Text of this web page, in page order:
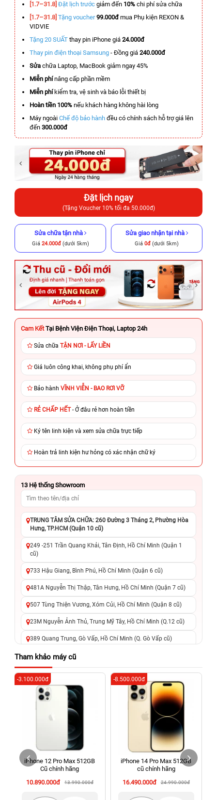
[1.7–31.8] Đặt lịch trước giảm đến 10% chi phí sửa chữa
[1.7–31.8] Tặng voucher 99.000đmua Phụ kiện REXON &
VIDVIE
Tặng 20 SUẤT thay pin iPhone giá 24.000đ
Thay pin điện thoại Samsung - Đồng giá 240.000đ
Sửa chữa Laptop, MacBook giảm ngay 45%
Miễn phínâng cấp phần mềm
Miễn phíkiểm tra, vệ sinh và báo lỗi thiết bị
Hoàn tiền 100% nếu khách hàng không hài lòng
Máy ngoài Chế độ bảo hành đều có chính sách hỗ trợ giá lên
đến 300.000đ
Đặt lịch ngay
(Tặng Voucher 10% tối đa 50.000đ)
Sửa chữa tận nhà
Giá 24.000đ(dưới 5km)
Sửa giao nhận tại nhà
Giá 0đ (dưới 5km)
Cam Kết Tại Bệnh Viện Điện Thoại, Laptop 24h
Sửa chữa TẬN NƠI - LẤY LIỀN
Giá luôn công khai, không phụ phí ẩn
Bảo hành VĨNH VIỄN - BAO RƠI VỠ
RẺ CHẤP HẾT- Ở đâu rẻ hơn hoàn tiền
Ký tên linh kiện và xem sửa chữa trực tiếp
Hoàn trả linh kiện hư hỏng có xác nhận chữ ký
13 Hệ thống Showroom
TRUNG TÂM SỬA CHỮA: 260 Đường 3 Tháng 2, Phường Hòa
Hưng, TP.HCM (Quận 10 cũ)
249 -251 Trần Quang Khải, Tân Định, Hồ Chí Minh (Quận 1
cũ)
733 Hậu Giang, Bình Phú, Hồ Chí Minh (Quận 6 cũ)
481A Nguyễn Thị Thập, Tân Hưng, Hồ Chí Minh (Quận 7 cũ)
507 Tùng Thiện Vương, Xóm Củi, Hồ Chí Minh (Quận 8 cũ)
23M Nguyễn Ảnh Thủ, Trung Mỹ Tây, Hồ Chí Minh (Q.12 cũ)
389 Quang Trung, Gò Vấp, Hồ Chí Minh (Q. Gò Vấp cũ)
625 - 625A Âu Cơ, Tân Phú, Hồ Chí Minh (Quận Tân Phú cũ)
326 Lê Văn Việt, Tăng Nhơn Phú, Hồ Chí Minh (Q.9 TP. Thủ
Đức cũ)
256 Võ Văn Ngân, Thủ Đức, Hồ Chí Minh (Bình Thọ, TP. Thủ
70 Nguyễn An Ninh, Dĩ An, Hồ Chí Minh (Bình Dương Cũ)
24h Vũng Tàu: 162A Ba Cu, Vũng Tàu, Hồ Chí Minh (TP. Vũng
Tàu cũ)
198 Hoàng Văn Thụ, Tân Sơn Nhất, Hồ Chí Minh (Tân Bình
Tham khảo máy cũ
iPhone 12 Pro Max 512GB
Cũ chính hãng
10.890.000đ
13.990.000đ
-3.100.000đ
iPhone 14 Pro Max 512GB
cũ chính hãng
16.490.000đ
24.990.000đ
-8.500.000đ